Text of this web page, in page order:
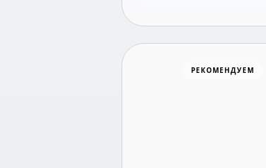
РЕКОМЕНДУЕМ